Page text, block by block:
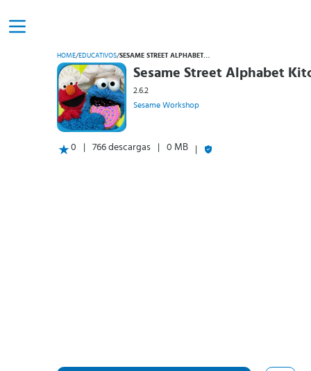
HOME/EDUCATIVOS/ SESAME STREET ALPHABET KITCHEN
Sesame Street Alphabet
2.6.2
Sesame Workshop
0 766 descargas 0 MB